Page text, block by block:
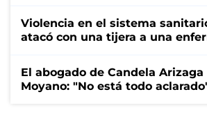
Violencia en el sistema
atacó con una tijera a una
El abogado de Candela
Moyano: "No está todo